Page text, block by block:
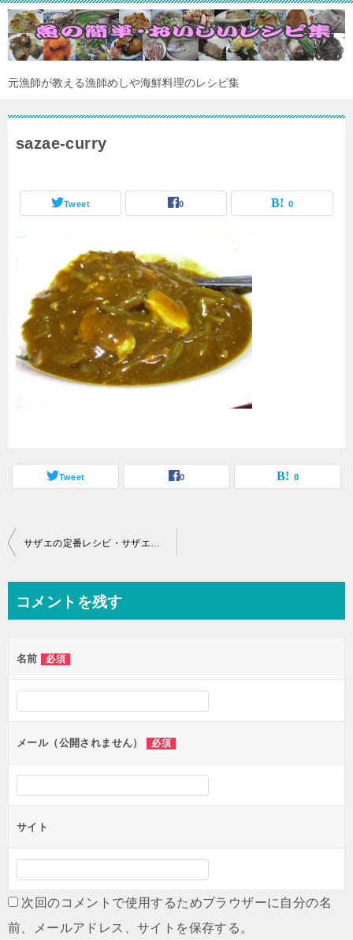
元漁師が教える漁師めしや海鮮料理のレシピ集
sazae-curry
Tweet 0 0
Tweet 0 0
投
ビ
ー
シ
ョ
ン
サザエの定番レシピ・サザエの刺身
コメントを残す
名前 必須
メール（公開されません） 必須
サイト
次回のコメントで使用するためブラウザーに自分の名
前、メールアドレス、サイトを保存する。